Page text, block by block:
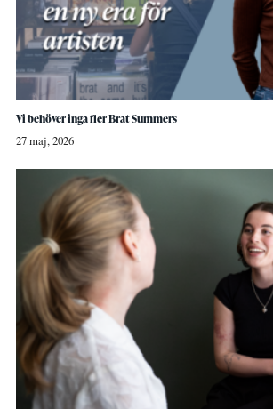
Vi behöver inga fler Brat Summers
27 maj, 2026